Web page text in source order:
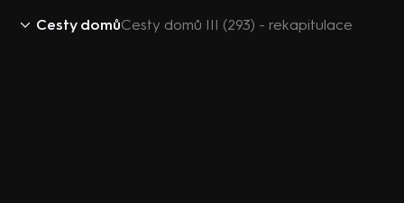
Cesty domůCesty domů III (293) - rekapitulace